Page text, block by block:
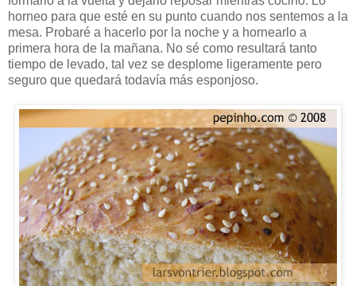
horneo para que esté en su punto cuando nos sentemos a la
mesa. Probaré a hacerlo por la noche y a hornearlo a
primera hora de la mañana. No sé como resultará tanto
tiempo de levado, tal vez se desplome ligeramente pero
seguro que quedará todavía más esponjoso.